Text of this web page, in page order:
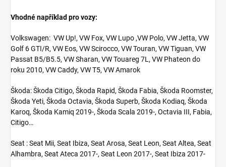
Vhodné například pro vozy:
Volkswagen: VW Up!, VW Fox, VW Lupo ,VW Polo, VW Jetta, VW
Golf 6 GTI/R, VW Eos, VW Scirocco, VW Touran, VW Tiguan, VW
Passat B5/B5.5, VW Sharan, VW Touareg 7L, VW Phateon do
roku 2010, VW Caddy, VW T5, VW Amarok
Škoda: Škoda Citigo, Škoda Rapid, Škoda Fabia, Škoda Roomster,
Škoda Yeti, Škoda Octavia, Škoda Superb, Škoda Kodiaq, Škoda
Karoq, Škoda Kamiq 2019-, Škoda Scala 2019-, Octavia III, Fabia,
Citigo…
Seat : Seat Mii, Seat Ibiza, Seat Arosa, Seat Leon, Seat Altea, Seat
Alhambra, Seat Ateca 2017-, Seat Leon 2017-, Seat Ibiza 2017-